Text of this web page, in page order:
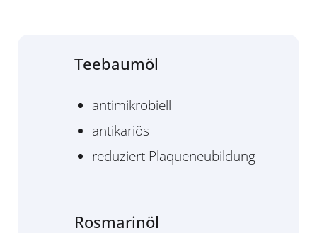
Teebaumöl
antimikrobiell
antikariös
reduziert Plaqueneubildung
Rosmarinöl